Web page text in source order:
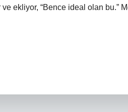
ekliyor, “Bence ideal olan bu.”